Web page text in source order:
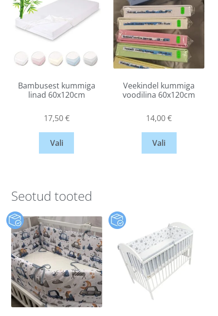
Bambusest kummiga
linad 60x120cm
17,50€
Vali
Veekindel kummiga
voodilina 60x120cm
14,00€
Vali
Seotud tooted